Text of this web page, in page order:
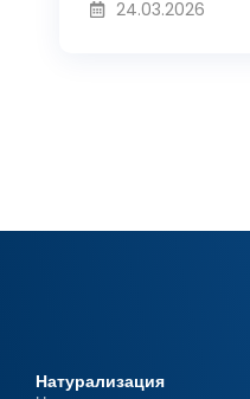
24.03.2026
Натурализация